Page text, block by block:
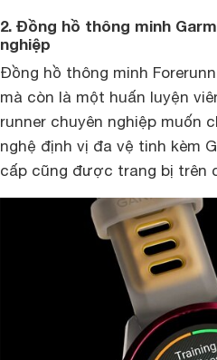
2. Đồng hồ thông minh
nghiệp
Đồng hồ thông minh
mà còn là một huấn luyện
runner chuyên nghiệp muốn
nghệ định vị đa vệ tinh kèm
cấp cũng được trang bị trên